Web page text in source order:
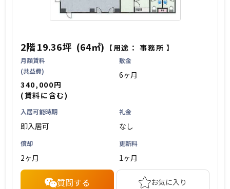
2階19.36坪 (64㎡) 【用途：事務所 】
月額賃料
(共益費)
340,000円
(賃料に含む)
敷金
6ヶ月
入居可能時期
即入居可
礼金
なし
償却
2ヶ月
更新料
1ヶ月
質問する お気に入り